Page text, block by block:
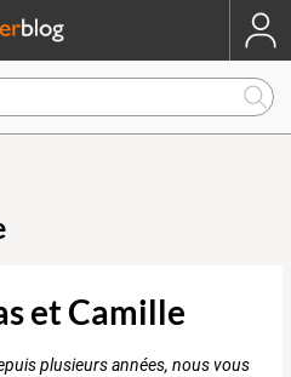
et Camille
plusieurs années, nous vous